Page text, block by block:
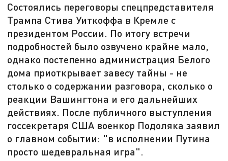
Состоялись переговоры спецпредставителя
Трампа Стива Уиткоффа в Кремле с
президентом России. По итогу встречи
подробностей было озвучено крайне мало,
однако постепенно администрация Белого
дома приоткрывает завесу тайны - не
столько о содержании разговора, сколько о
реакции Вашингтона и его дальнейших
действиях. После публичного выступления
госсекретаря США военкор Подоляка заявил
о главном событии: "в исполнении Путина
просто шедевральная игра".